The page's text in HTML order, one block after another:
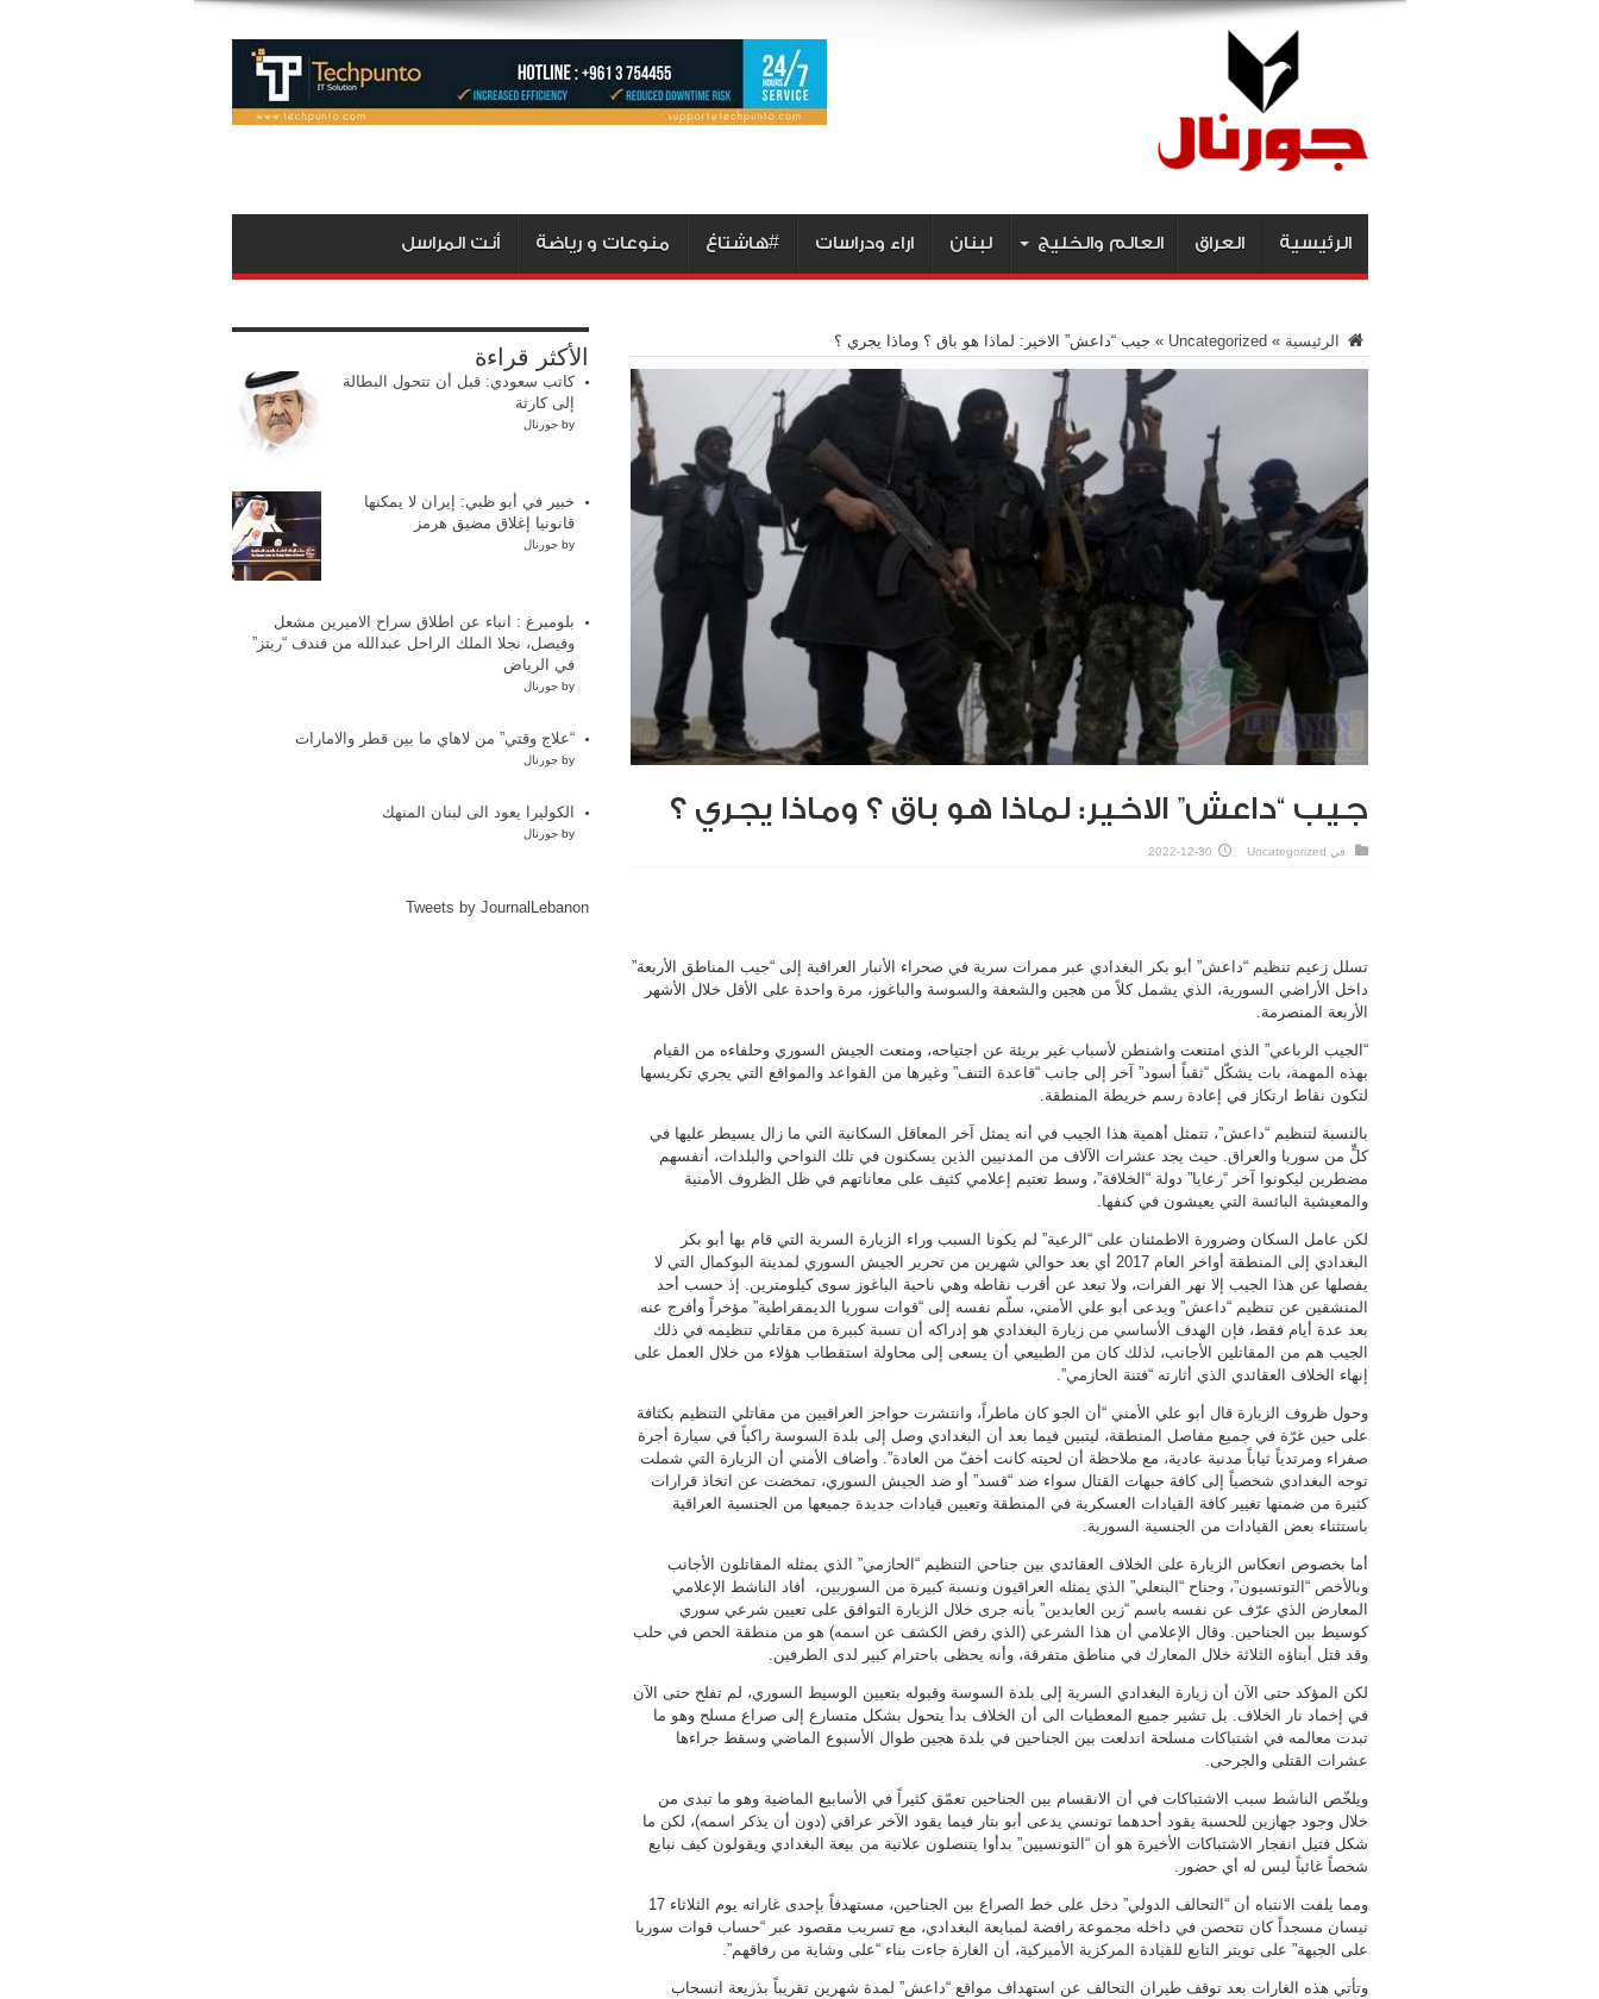
الرئيسية العراق العالم والخليج لبنان اراء ودراسات #هاشتاغ منوعات و رياضة أنت المراسل
الرئيسية »
Uncategorized
» جيب “داعش” الاخير: لماذا هو باق ؟ وماذا يجري ؟
جيب “داعش” الاخير: لماذا هو باق ؟ وماذا يجري ؟
في Uncategorized
2022-12-30
تسلل زعيم تنظيم “داعش” أبو بكر البغدادي عبر ممرات سرية في صحراء الأنبار العراقية إلى “جيب المناطق الأربعة”
داخل الأراضي السورية، الذي يشمل كلاً من هجين والشعفة والسوسة والباغوز، مرة واحدة على الأقل خلال الأشهر
الأربعة المنصرمة.
“الجيب الرباعي” الذي امتنعت واشنطن لأسباب غير بريئة عن اجتياحه، ومنعت الجيش السوري وحلفاءه من القيام
بهذه المهمة، بات يشكّل “ثقباً أسود” آخر إلى جانب “قاعدة التنف” وغيرها من القواعد والمواقع التي يجري تكريسها
لتكون نقاط ارتكاز في إعادة رسم خريطة المنطقة.
بالنسبة لتنظيم “داعش”، تتمثل أهمية هذا الجيب في أنه يمثل آخر المعاقل السكانية التي ما زال يسيطر عليها في
كلٍّ من سوريا والعراق. حيث يجد عشرات الآلاف من المدنيين الذين يسكنون في تلك النواحي والبلدات، أنفسهم
مضطرين ليكونوا آخر “رعايا” دولة “الخلافة”، وسط تعتيم إعلامي كثيف على معاناتهم في ظل الظروف الأمنية
والمعيشية البائسة التي يعيشون في كنفها.
لكن عامل السكان وضرورة الاطمئنان على “الرعية” لم يكونا السبب وراء الزيارة السرية التي قام بها أبو بكر
البغدادي إلى المنطقة أواخر العام 2017 أي بعد حوالي شهرين من تحرير الجيش السوري لمدينة البوكمال التي لا
يفصلها عن هذا الجيب إلا نهر الفرات، ولا تبعد عن أقرب نقاطه وهي ناحية الباغوز سوى كيلومترين. إذ حسب أحد
المنشقين عن تنظيم “داعش” ويدعى أبو علي الأمني، سلّم نفسه إلى “قوات سوريا الديمقراطية” مؤخراً وأفرج عنه
بعد عدة أيام فقط، فإن الهدف الأساسي من زيارة البغدادي هو إدراكه أن نسبة كبيرة من مقاتلي تنظيمه في ذلك
الجيب هم من المقاتلين الأجانب، لذلك كان من الطبيعي أن يسعى إلى محاولة استقطاب هؤلاء من خلال العمل على
إنهاء الخلاف العقائدي الذي أثارته “فتنة الحازمي”.
وحول ظروف الزيارة قال أبو علي الأمني “أن الجو كان ماطراً، وانتشرت حواجز العراقيين من مقاتلي التنظيم بكثافة
على حين غرّة في جميع مفاصل المنطقة، ليتبين فيما بعد أن البغدادي وصل إلى بلدة السوسة راكباً في سيارة أجرة
صفراء ومرتدياً ثياباً مدنية عادية، مع ملاحظة أن لحيته كانت أخفّ من العادة”. وأضاف الأمني أن الزيارة التي شملت
توجه البغدادي شخصياً إلى كافة جبهات القتال سواء ضد “قسد” أو ضد الجيش السوري، تمخضت عن اتخاذ قرارات
كثيرة من ضمنها تغيير كافة القيادات العسكرية في المنطقة وتعيين قيادات جديدة جميعها من الجنسية العراقية
باستثناء بعض القيادات من الجنسية السورية.
أما بخصوص انعكاس الزيارة على الخلاف العقائدي بين جناحي التنظيم “الحازمي” الذي يمثله المقاتلون الأجانب
وبالأخص “التونسيون”، وجناح “البنعلي” الذي يمثله العراقيون ونسبة كبيرة من السوريين، أفاد الناشط الإعلامي
المعارض الذي عرّف عن نفسه باسم “زين العابدين” بأنه جرى خلال الزيارة التوافق على تعيين شرعي سوري
كوسيط بين الجناحين. وقال الإعلامي أن هذا الشرعي (الذي رفض الكشف عن اسمه) هو من منطقة الحص في حلب
وقد قتل أبناؤه الثلاثة خلال المعارك في مناطق متفرقة، وأنه يحظى باحترام كبير لدى الطرفين.
لكن المؤكد حتى الآن أن زيارة البغدادي السرية إلى بلدة السوسة وقبوله بتعيين الوسيط السوري، لم تفلح حتى الآن
في إخماد نار الخلاف. بل تشير جميع المعطيات الى أن الخلاف بدأ يتحول بشكل متسارع إلى صراع مسلح وهو ما
تبدت معالمه في اشتباكات مسلحة اندلعت بين الجناحين في بلدة هجين طوال الأسبوع الماضي وسقط جراءها
عشرات القتلى والجرحى.
ويلخّص الناشط سبب الاشتباكات في أن الانقسام بين الجناحين تعمّق كثيراً في الأسابيع الماضية وهو ما تبدى من
خلال وجود جهازين للحسبة يقود أحدهما تونسي يدعى أبو بتار فيما يقود الآخر عراقي (دون أن يذكر اسمه)، لكن ما
شكل فتيل انفجار الاشتباكات الأخيرة هو أن “التونسيين” بدأوا يتنصلون علانية من بيعة البغدادي ويقولون كيف نبايع
شخصاً غائباً ليس له أي حضور.
ومما يلفت الانتباه أن “التحالف الدولي” دخل على خط الصراع بين الجناحين، مستهدفاً بإحدى غاراته يوم الثلاثاء 17
نيسان مسجداً كان تتحصن في داخله مجموعة رافضة لمبايعة البغدادي، مع تسريب مقصود عبر “حساب قوات سوريا
على الجبهة” على تويتر التابع للقيادة المركزية الأميركية، أن الغارة جاءت بناء “على وشاية من رفاقهم”.
وتأتي هذه الغارات بعد توقف طيران التحالف عن استهداف مواقع “داعش” لمدة شهرين تقريباً بذريعة انسحاب
الأكثر قراءة
كاتب سعودي: قبل أن تتحول البطالة
إلى كارثة
by جورنال
خبير في أبو ظبي: إيران لا يمكنها
قانونيا إغلاق مضيق هرمز
by جورنال
بلومبرغ : انباء عن اطلاق سراح الاميرين مشعل
وفيصل، نجلا الملك الراحل عبدالله من فندف “ريتز”
في الرياض
by جورنال
“علاج وقتي” من لاهاي ما بين قطر والامارات
by جورنال
الكوليرا يعود الى لبنان المنهك
by جورنال
Tweets by JournalLebanon